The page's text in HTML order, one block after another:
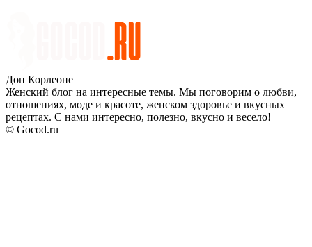
Дон Корлеоне
Женский блог на интересные темы. Мы поговорим о любви,
отношениях, моде и красоте, женском здоровье и вкусных
рецептах. С нами интересно, полезно, вкусно и весело!
© Gocod.ru